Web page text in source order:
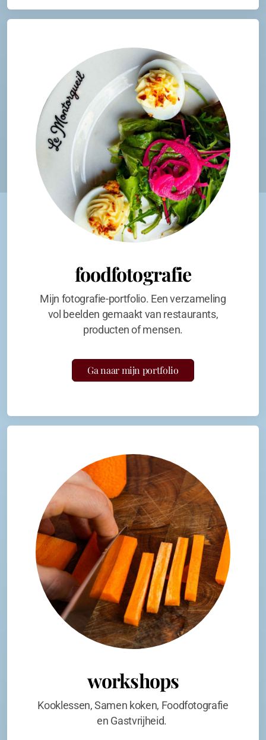
foodfotografie
Mijn fotografie-portfolio. Een verzameling
vol beelden gemaakt van restaurants,
producten of mensen.
Ga naar mijn portfolio
workshops
Kooklessen, Samen koken, Foodfotografie
en Gastvrijheid.